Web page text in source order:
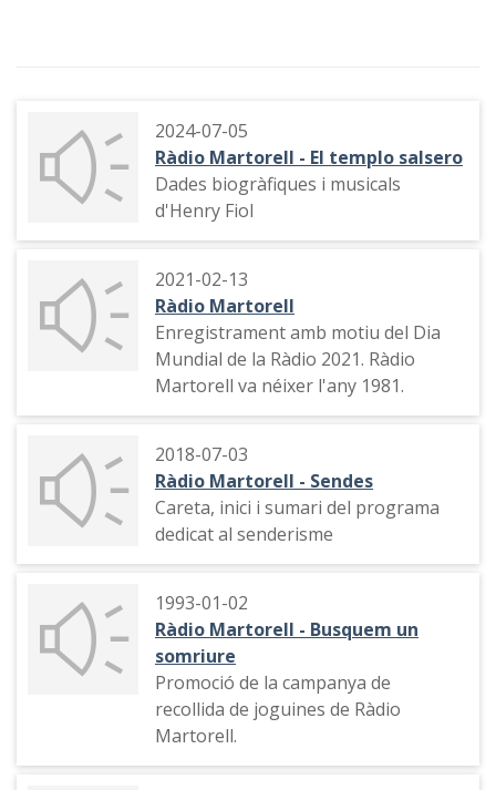
2024-07-05
Ràdio Martorell - El templo salsero
Dades biogràfiques i musicals
d'Henry Fiol
2021-02-13
Ràdio Martorell
Enregistrament amb motiu del Dia
Mundial de la Ràdio 2021. Ràdio
Martorell va néixer l'any 1981.
2018-07-03
Ràdio Martorell - Sendes
Careta, inici i sumari del programa
dedicat al senderisme
1993-01-02
Ràdio Martorell - Busquem un
somriure
Promoció de la campanya de
recollida de joguines de Ràdio
Martorell.